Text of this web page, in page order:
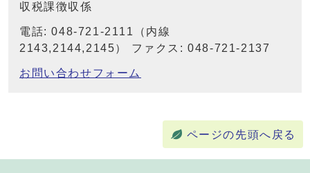
収税課徴収係
電話: 048-721-2111（内線
2143,2144,2145） ファクス: 048-721-2137
お問い合わせフォーム
ページの先頭へ戻る